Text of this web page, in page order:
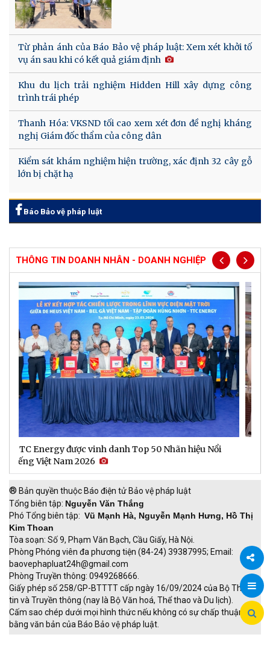
Chia
Từ phản ánh của Báo Bảo vệ pháp luật: Xem xét khởi tố
vụ án sau khi có kết quả giám định
Khu du lịch trải nghiệm Hidden Hill xây dựng công
trình trái phép
Thanh Hóa: VKSND tối cao xem xét đơn đề nghị kháng
nghị Giám đốc thẩm của công dân
Kiểm sát khám nghiệm hiện trường, xác định 32 cây gỗ
lớn bị chặt hạ
Báo Bảo vệ pháp luật
THÔNG TIN DOANH NHÂN - DOANH NGHIỆP
Người phụ nữ khiếm thị 20 năm bền bỉ "gieo" sinh kế
cho người yếu thế
® Bản quyền thuộc Báo điện tử Bảo vệ pháp luật
Tổng biên tập: Nguyễn Văn Thắng
Phó Tổng biên tập: Vũ Mạnh Hà, Nguyễn Mạnh Hưng, Hồ Thị
Kim Thoan
Tòa soạn: Số 9, Phạm Văn Bạch, Cầu Giấy, Hà Nội.
Phòng Phóng viên đa phương tiện (84-24) 39387995; Email:
baovephapluat24h@gmail.com
Phòng Truyền thông: 0949268666.
Giấy phép số 258/GP-BTTTT cấp ngày 16/09/2024 của Bộ Thông
tin và Truyền thông (nay là Bộ Văn hoá, Thể thao và Du lịch).
Cấm sao chép dưới mọi hình thức nếu không có sự chấp thuận
bằng văn bản của Báo Bảo vệ pháp luật.